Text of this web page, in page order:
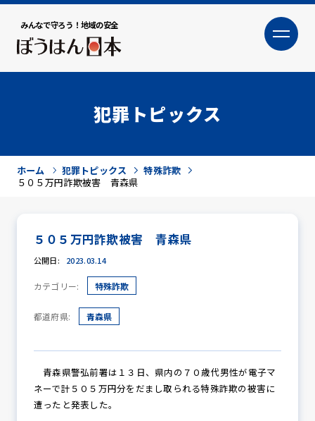
みんなで守ろう！地域の安全
大
防犯活動ニュース
防犯パトロール
犯罪トピックス
ホーム 犯罪トピックス
特殊詐欺
５０５万円詐欺被害 青森県
５０５万円詐欺被害 青森県
公開日: 2023.03.14
カテゴリー: 特殊詐欺
都道府県: 青森県
青森県警弘前署は１３日、県内の７０歳代男性が電子マ
ネーで計５０５万円分をだまし取られる特殊詐欺の被害に
遭ったと発表した。